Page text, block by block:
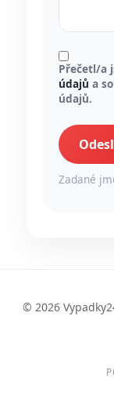
Přečetl/a
údajů a
údajů.
Zadané
© 2026